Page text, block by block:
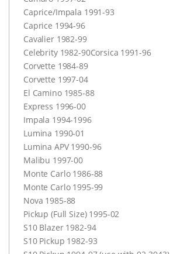
Caprice/Impala 1991-93
Caprice 1994-96
Cavalier 1982-99
Celebrity 1982-90Corsica 1991-96
Corvette 1984-89
Corvette 1997-04
El Camino 1985-88
Express 1996-00
Impala 1994-1996
Lumina 1990-01
Lumina APV1990-96
Malibu 1997-00
Monte Carlo 1986-88
Monte Carlo 1995-99
Nova 1985-88
Pickup (Full Size) 1995-02
S10 Blazer 1982-94
S10 Pickup 1982-93